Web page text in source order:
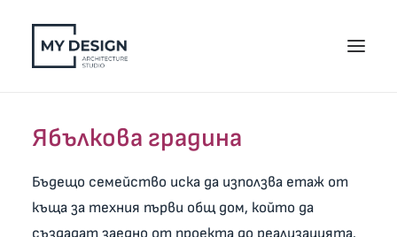
НАЧАЛО
ПАКЕТИ
УСЛУГИ
Ябълкова градина
Бъдещо семейство иска да използва етаж от
къща за техния първи общ дом, който да
създадат заедно от проекта до реализацията.